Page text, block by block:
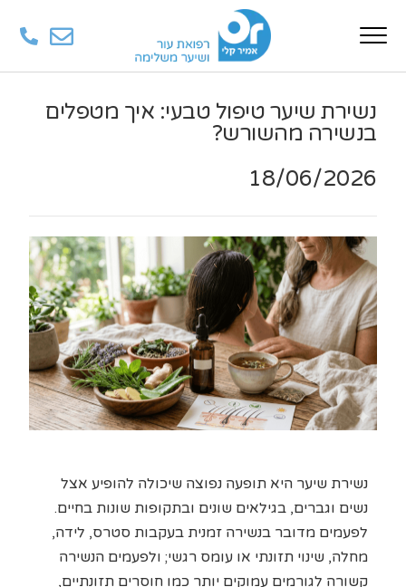
נשירת שיער טיפול טבעי: איך מטפלים
בנשירה מהשורש?
18/06/2026
נשירת שיער היא תופעה נפוצה שיכולה להופיע אצל
נשים וגברים, בגילאים שונים ובתקופות שונות בחיים.
לפעמים מדובר בנשירה זמנית בעקבות סטרס, לידה,
מחלה, שינוי תזונתי או עומס רגשי; ולפעמים הנשירה
קשורה לגורמים עמוקים יותר כמו חוסרים תזונתיים,